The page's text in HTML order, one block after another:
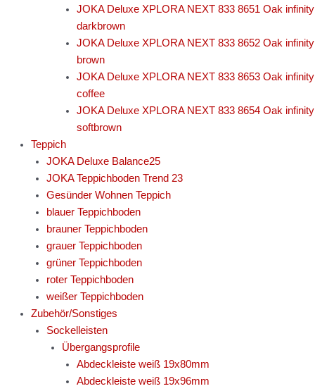
JOKA Deluxe XPLORA NEXT 833 8651 Oak infinity
darkbrown
JOKA Deluxe XPLORA NEXT 833 8652 Oak infinity
brown
JOKA Deluxe XPLORA NEXT 833 8653 Oak infinity
coffee
JOKA Deluxe XPLORA NEXT 833 8654 Oak infinity
softbrown
Teppich
JOKA Deluxe Balance25
JOKA Teppichboden Trend 23
Gesünder Wohnen Teppich
blauer Teppichboden
brauner Teppichboden
grauer Teppichboden
grüner Teppichboden
roter Teppichboden
weißer Teppichboden
Zubehör/Sonstiges
Sockelleisten
Übergangsprofile
Abdeckleiste weiß 19x80mm
Abdeckleiste weiß 19x96mm